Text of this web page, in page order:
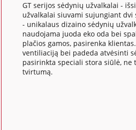
GT serijos sėdynių užvalkalai -
užvalkalai siuvami sujungiant
- unikalaus dizaino sėdynių
naudojama juoda eko oda bei
plačios gamos, pasirenka
ventiliaciją bei padeda atvėsinti
pasirinkta speciali stora siūlė,
tvirtumą.